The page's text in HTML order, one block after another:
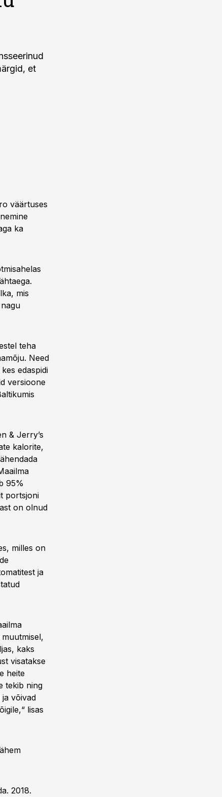
et
väärtuses
ka
mis
teha
Need
edaspidi
versioone
& Jerry’s
kalorite,
95%
portsjoni
on olnud
milles on
ja
kaks
visatakse
heite
tekib ning
ja võivad
lisas
2018.